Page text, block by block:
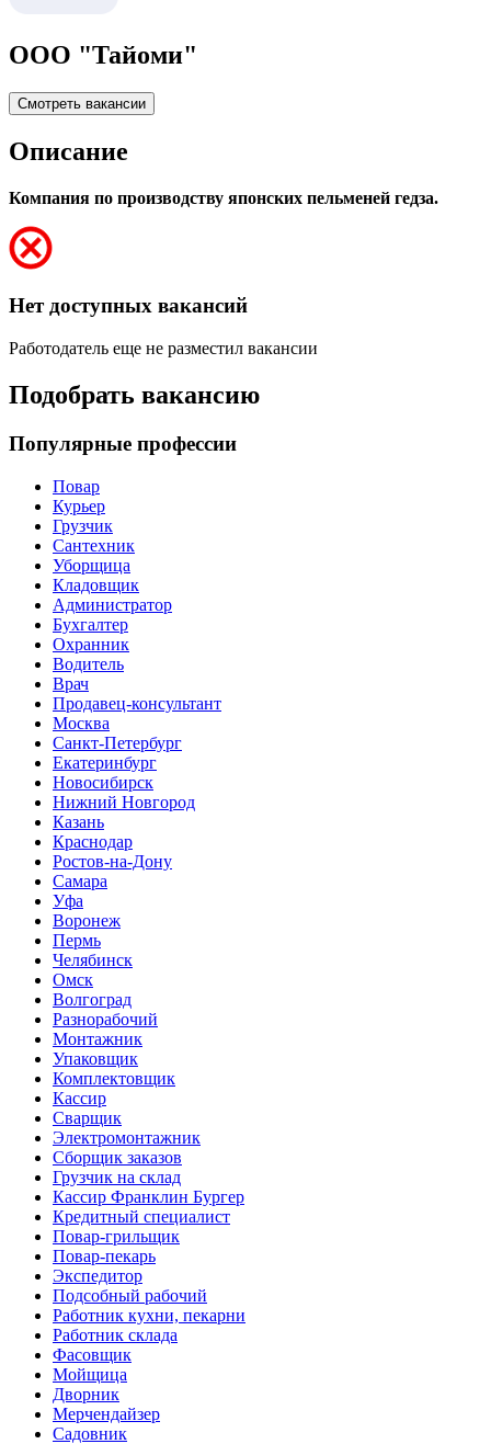
ООО "Тайоми"
Смотреть вакансии
Описание
Компания по производству японских пельменей гедза.
Нет доступных вакансий
Работодатель еще не разместил вакансии
Подобрать вакансию
Популярные профессии
Повар
Курьер
Грузчик
Сантехник
Уборщица
Кладовщик
Администратор
Бухгалтер
Охранник
Водитель
Врач
Продавец-консультант
Москва
Санкт-Петербург
Екатеринбург
Новосибирск
Нижний Новгород
Казань
Краснодар
Ростов-на-Дону
Самара
Уфа
Воронеж
Пермь
Челябинск
Омск
Волгоград
Разнорабочий
Монтажник
Упаковщик
Комплектовщик
Кассир
Сварщик
Электромонтажник
Сборщик заказов
Грузчик на склад
Кассир Франклин Бургер
Кредитный специалист
Повар-грильщик
Повар-пекарь
Экспедитор
Подсобный рабочий
Работник кухни, пекарни
Работник склада
Фасовщик
Мойщица
Дворник
Мерчендайзер
Садовник